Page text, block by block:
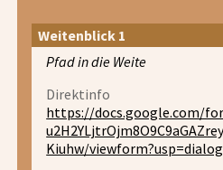
Weitenblick 1
Pfad in die Weite
Direktinfo
https://docs.google.com/
Kiuhw/viewform?usp=dialog